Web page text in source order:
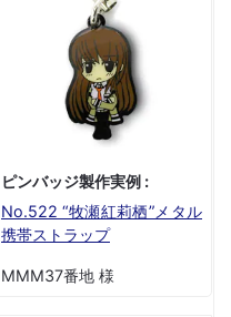
ピンバッジ製作実例 :
No.522 “牧瀬紅莉栖”メタル
携帯ストラップ
MMM37番地 様